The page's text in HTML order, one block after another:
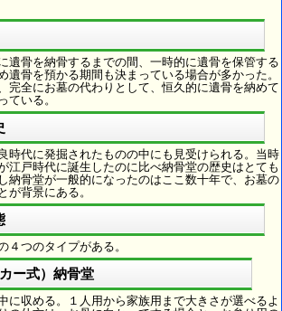
遺骨を納骨するまでの間、一時的に遺骨を保管する
遺骨を預かる期間も決まっている場合が多かった。
完全にお墓の代わりとして、恒久的に遺骨を納めて
ている。
時代に発掘されたものの中にも見受けられる。当時
江戸時代に誕生したのに比べ納骨堂の歴史はとても
納骨堂が一般的になったのはここ数十年で、お墓の
が背景にある。
４つのタイプがある。
ー式）納骨堂
に収める。１人用から家族用まで大きさが選べるよ